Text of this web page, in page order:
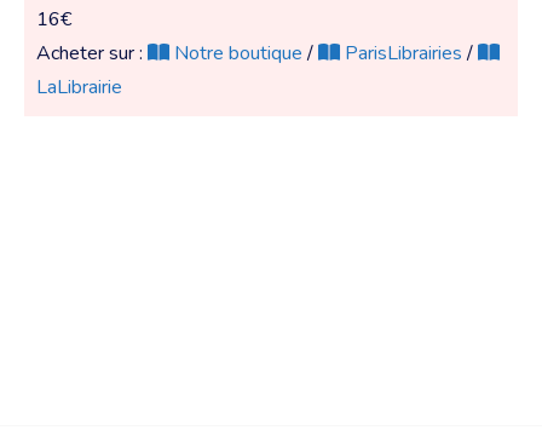
16€
Acheter sur :
Notre boutique/ ParisLibrairies/
LaLibrairie